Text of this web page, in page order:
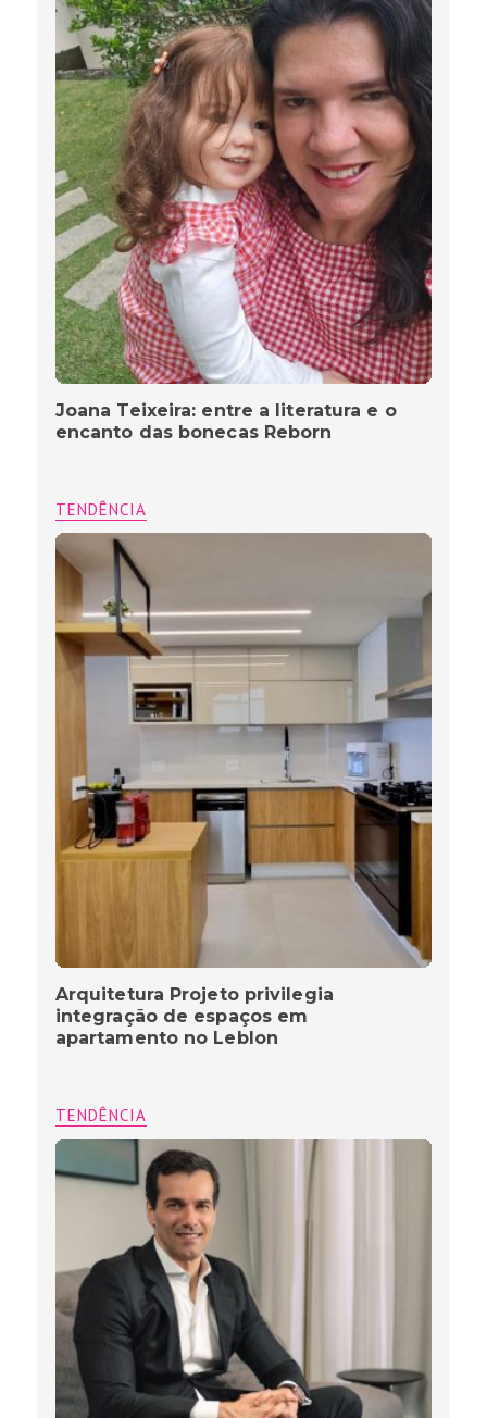
Joana Teixeira: entre a literatura e o
encanto das bonecas Reborn
TENDÊNCIA
Arquitetura Projeto privilegia
integração de espaços em
apartamento no Leblon
TENDÊNCIA